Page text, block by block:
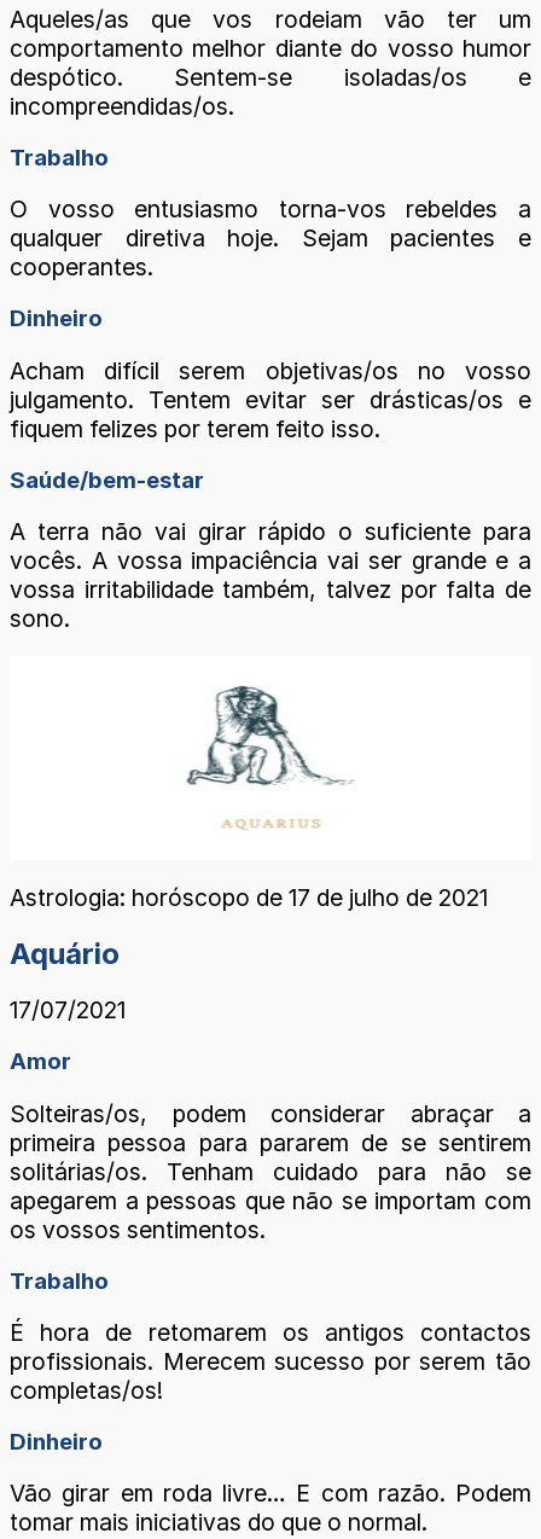
Aqueles/as que vos rodeiam vão ter um
comportamento melhor diante do vosso humor
despótico. Sentem-se isoladas/os e
incompreendidas/os.
Trabalho
O vosso entusiasmo torna-vos rebeldes a
qualquer diretiva hoje. Sejam pacientes e
cooperantes.
Dinheiro
Acham difícil serem objetivas/os no vosso
julgamento. Tentem evitar ser drásticas/os e
fiquem felizes por terem feito isso.
Saúde/bem-estar
A terra não vai girar rápido o suficiente para
vocês. A vossa impaciência vai ser grande e a
vossa irritabilidade também, talvez por falta de
sono.
Astrologia: horóscopo de 17 de julho de 2021
Aquário
17/07/2021
Amor
Solteiras/os, podem considerar abraçar a
primeira pessoa para pararem de se sentirem
solitárias/os. Tenham cuidado para não se
apegarem a pessoas que não se importam com
os vossos sentimentos.
Trabalho
É hora de retomarem os antigos contactos
profissionais. Merecem sucesso por serem tão
completas/os!
Dinheiro
Vão girar em roda livre… E com razão. Podem
tomar mais iniciativas do que o normal.